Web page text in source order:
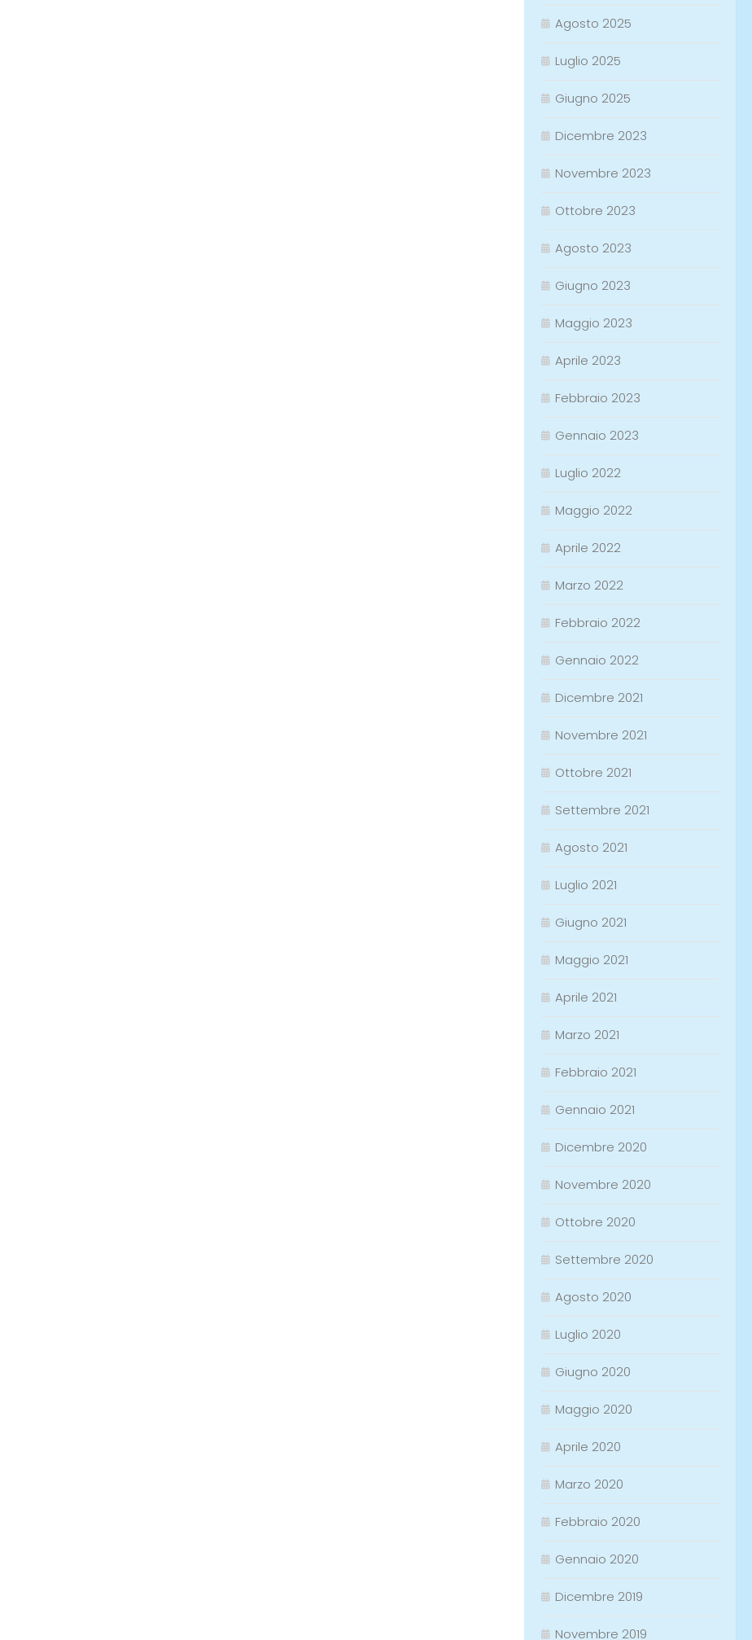
Agosto 2025
Luglio 2025
Giugno 2025
Dicembre 2023
Novembre 2023
Ottobre 2023
Agosto 2023
Giugno 2023
Maggio 2023
Aprile 2023
Febbraio 2023
Gennaio 2023
Luglio 2022
Maggio 2022
Aprile 2022
Marzo 2022
Febbraio 2022
Gennaio 2022
Dicembre 2021
Novembre 2021
Ottobre 2021
Settembre 2021
Agosto 2021
Luglio 2021
Giugno 2021
Maggio 2021
Aprile 2021
Marzo 2021
Febbraio 2021
Gennaio 2021
Dicembre 2020
Novembre 2020
Ottobre 2020
Settembre 2020
Agosto 2020
Luglio 2020
Giugno 2020
Maggio 2020
Aprile 2020
Marzo 2020
Febbraio 2020
Gennaio 2020
Dicembre 2019
Novembre 2019